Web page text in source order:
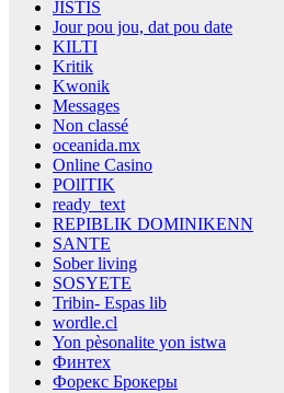
JISTIS
Jour pou jou, dat pou date
KILTI
Kritik
Kwonik
Messages
Non classé
oceanida.mx
Online Casino
POlITIK
ready_text
REPIBLIK DOMINIKENN
SANTE
Sober living
SOSYETE
Tribin- Espas lib
wordle.cl
Yon pèsonalite yon istwa
Финтех
Форекс Брокеры